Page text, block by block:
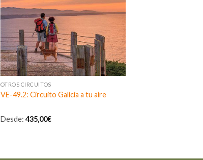
OTROS CIRCUITOS
VE-49.2: Circuito Galicia a tu aire
Desde: 435,00€